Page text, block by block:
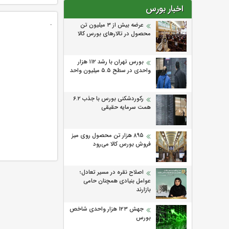
اخبار بورس
عرضه بیش از ۳ میلیون تن
محصول در تالارهای بورس کالا
بورس تهران با رشد ۱۱۲ هزار
واحدی در سطح ۵.۵ میلیون واحد
رکوردشکنی بورس با جذب ۶.۲
همت سرمایه حقیقی
۸۹۵ هزار تن محصول روی میز
فروش بورس کالا می‌‌رود
اصلاح نقره در مسیر تعادل؛
عوامل بنیادی همچنان حامی
بازارند
جهش ۱۲۳ هزار واحدی شاخص
بورس
اطراف چشم
.